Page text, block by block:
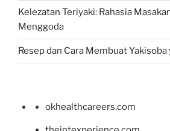
Kelezatan Teriyaki: Rahasia
Menggoda
Resep dan Cara Membuat Yakisoba
okhealthcareers.com